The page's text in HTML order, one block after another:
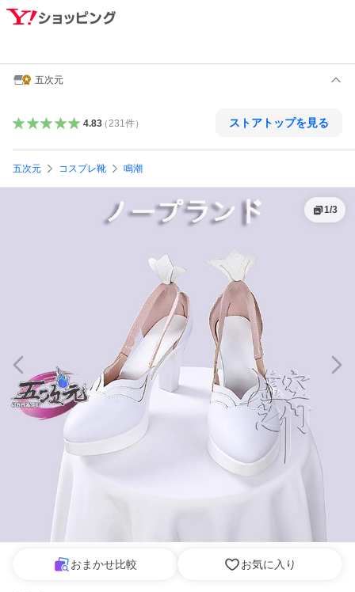
五次元
4.83（ 231件） ストアトップを見る
五次元 コスプレ靴 鳴潮
1/3
おまかせ比較 お気に入り